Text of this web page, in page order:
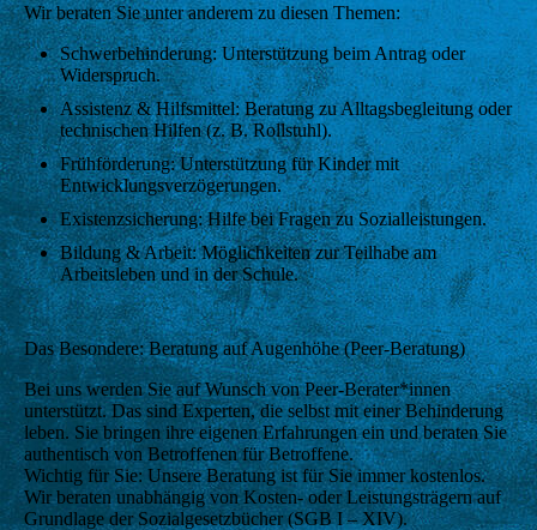
Wir beraten Sie unter anderem zu diesen Themen:
Schwerbehinderung: Unterstützung beim Antrag oder
Widerspruch.
Assistenz & Hilfsmittel: Beratung zu Alltagsbegleitung oder
technischen Hilfen (z. B. Rollstuhl).
Frühförderung: Unterstützung für Kinder mit
Entwicklungsverzögerungen.
Existenzsicherung: Hilfe bei Fragen zu Sozialleistungen.
Bildung & Arbeit: Möglichkeiten zur Teilhabe am
Arbeitsleben und in der Schule.
Das Besondere: Beratung auf Augenhöhe (Peer-Beratung)
Bei uns werden Sie auf Wunsch von Peer-Berater*innen
unterstützt. Das sind Experten, die selbst mit einer Behinderung
leben. Sie bringen ihre eigenen Erfahrungen ein und beraten Sie
authentisch von Betroffenen für Betroffene.
Wichtig für Sie: Unsere Beratung ist für Sie immer kostenlos.
Wir beraten unabhängig von Kosten- oder Leistungsträgern auf
Grundlage der Sozialgesetzbücher (SGB I – XIV).